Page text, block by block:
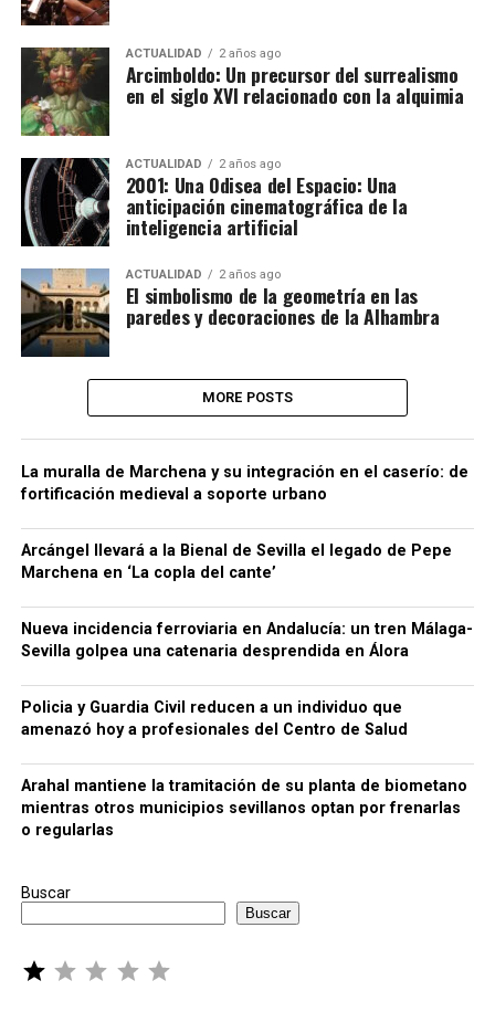
ACTUALIDAD 2 años ago
Arcimboldo: Un precursor del surrealismo
en el siglo XVI relacionado con la alquimia
ACTUALIDAD 2 años ago
2001: Una Odisea del Espacio: Una
anticipación cinematográfica de la
inteligencia artificial
ACTUALIDAD 2 años ago
El simbolismo de la geometría en las
paredes y decoraciones de la Alhambra
MORE POSTS
La muralla de Marchena y su integración en el caserío: de
fortificación medieval a soporte urbano
Arcángel llevará a la Bienal de Sevilla el legado de Pepe
Marchena en ‘La copla del cante’
Nueva incidencia ferroviaria en Andalucía: un tren Málaga-
Sevilla golpea una catenaria desprendida en Álora
Policia y Guardia Civil reducen a un individuo que
amenazó hoy a profesionales del Centro de Salud
Arahal mantiene la tramitación de su planta de biometano
mientras otros municipios sevillanos optan por frenarlas
o regularlas
Buscar
Buscar